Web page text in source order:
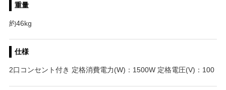
重量
約46kg
仕様
2口コンセント付き 定格消費電力(W)：1500W 定格電圧(V)：100